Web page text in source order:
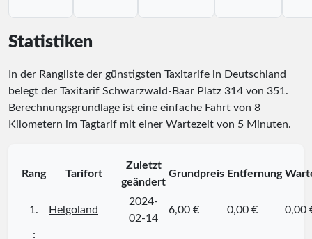
Statistiken
In der Rangliste der günstigsten Taxitarife in Deutschland
belegt der Taxitarif Schwarzwald-Baar Platz 314 von 351.
Berechnungsgrundlage ist eine einfache Fahrt von 8
Kilometern im Tagtarif mit einer Wartezeit von 5 Minuten.
Rang Tarifort
Zuletzt
geändert
Grundpreis Entfernung
1. Helgoland
2024-
02-14
6,00 € 0,00 € 0,00